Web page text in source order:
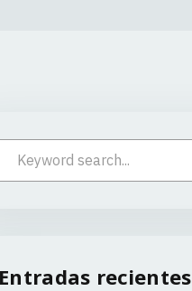
Entradas recientes